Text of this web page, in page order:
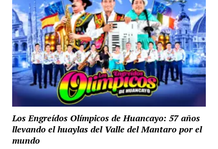
Los Engreídos Olímpicos de Huancayo: 57 años
llevando el huaylas del Valle del Mantaro por el
mundo